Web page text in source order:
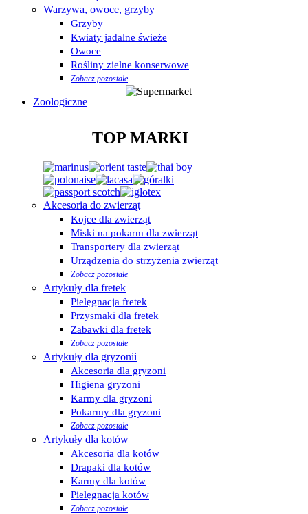
Warzywa, owoce, grzyby
Grzyby
Kwiaty jadalne świeże
Owoce
Rośliny zielne konserwowe
Zobacz pozostałe
Zoologiczne
TOP MARKI
Akcesoria do zwierząt
Kojce dla zwierząt
Miski na pokarm dla zwierząt
Transportery dla zwierząt
Urządzenia do strzyżenia zwierząt
Zobacz pozostałe
Artykuły dla fretek
Pielęgnacja fretek
Przysmaki dla fretek
Zabawki dla fretek
Zobacz pozostałe
Artykuły dla gryzonii
Akcesoria dla gryzoni
Higiena gryzoni
Karmy dla gryzoni
Pokarmy dla gryzoni
Zobacz pozostałe
Artykuły dla kotów
Akcesoria dla kotów
Drapaki dla kotów
Karmy dla kotów
Pielęgnacja kotów
Zobacz pozostałe